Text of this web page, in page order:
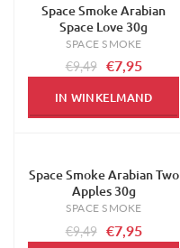
-16%
Space Smoke Arabian
Space Love 30g
SPACE SMOKE
€9,49 €7,95
IN WINKELMAND
-16%
Space Smoke Arabian Two
Apples 30g
SPACE SMOKE
€9,49 €7,95